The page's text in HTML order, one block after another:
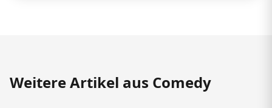
Weitere Artikel aus Comedy